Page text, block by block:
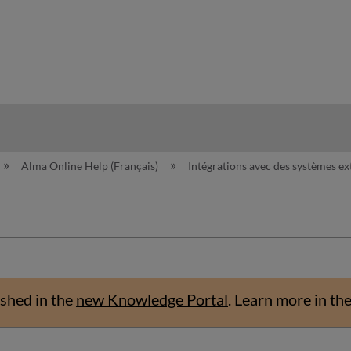
Alma Online Help (Français) Intégrations avec des systèmes
in the new Knowledge Portal. Learn more in the